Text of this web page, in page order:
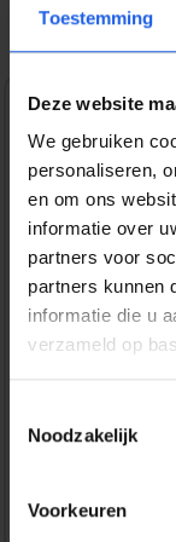
Toestemming
Deze website
We gebruiken
personaliseren,
en om ons
informatie over
partners voor
partners kunnen
informatie die u
verzameld op
Noodzakelijk
Voorkeuren
Normale prijs:
€ 44,99
Prijzen incl. BTW
Productnummer:
Merk:
Gratis